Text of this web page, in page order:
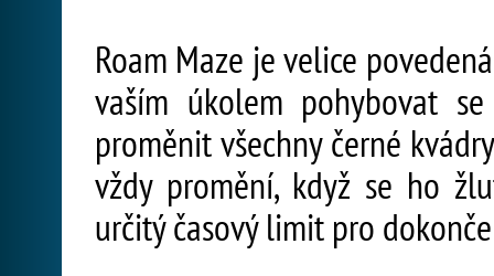
Roam Maze je velice
vaším úkolem pohybovat
proměnit všechny černé
vždy promění, když se ho
určitý časový limit pro